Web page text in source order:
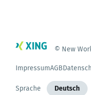
© New
ImpressumAGB
Sprache Deutsch